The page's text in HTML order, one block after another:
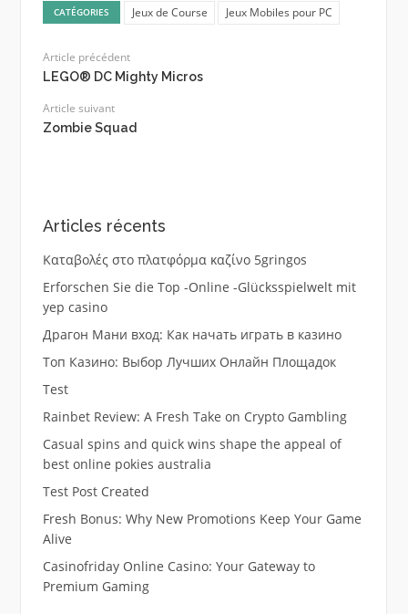
CATÉGORIES Jeux de Course Jeux Mobiles pour PC
Article précédent
LEGO® DC Mighty Micros
Article suivant
Zombie Squad
Articles récents
Καταβολές στο πλατφόρμα καζίνο 5gringos
Erforschen Sie die Top -Online -Glücksspielwelt mit
yep casino
Драгон Мани вход: Как начать играть в казино
Топ Казино: Выбор Лучших Онлайн Площадок
Test
Rainbet Review: A Fresh Take on Crypto Gambling
Casual spins and quick wins shape the appeal of
best online pokies australia
Test Post Created
Fresh Bonus: Why New Promotions Keep Your Game
Alive
Casinofriday Online Casino: Your Gateway to
Premium Gaming